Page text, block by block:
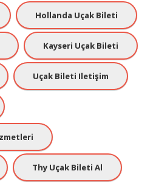
Hollanda Uçak Bileti
Kayseri Uçak Bileti
Uçak Bileti Iletişim
Thy Uçak Bileti Al